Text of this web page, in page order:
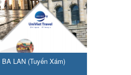
LAN (Tuyến Xám)